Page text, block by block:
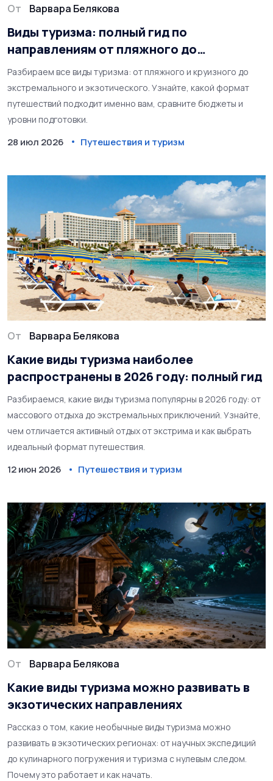
От Варвара Белякова
Виды туризма: полный гид по
направлениям от пляжного до
экстремального
Разбираем все виды туризма: от пляжного и круизного до
экстремального и экзотического. Узнайте, какой формат
путешествий подходит именно вам, сравните бюджеты и
уровни подготовки.
28 июл 2026 Путешествия и туризм
От Варвара Белякова
Какие виды туризма наиболее
распространены в 2026 году: полный гид
Разбираемся, какие виды туризма популярны в 2026 году: от
массового отдыха до экстремальных приключений. Узнайте,
чем отличается активный отдых от экстрима и как выбрать
идеальный формат путешествия.
12 июн 2026 Путешествия и туризм
От Варвара Белякова
Какие виды туризма можно развивать в
экзотических направлениях
Рассказ о том, какие необычные виды туризма можно
развивать в экзотических регионах: от научных экспедиций
до кулинарного погружения и туризма с нулевым следом.
Почему это работает и как начать.